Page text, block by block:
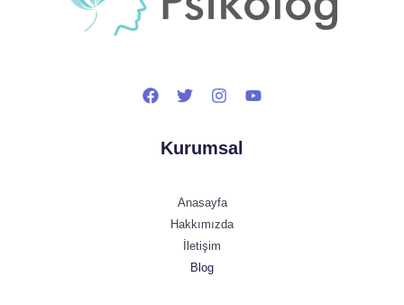
Kurumsal
Anasayfa
Hakkımızda
İletişim
Blog